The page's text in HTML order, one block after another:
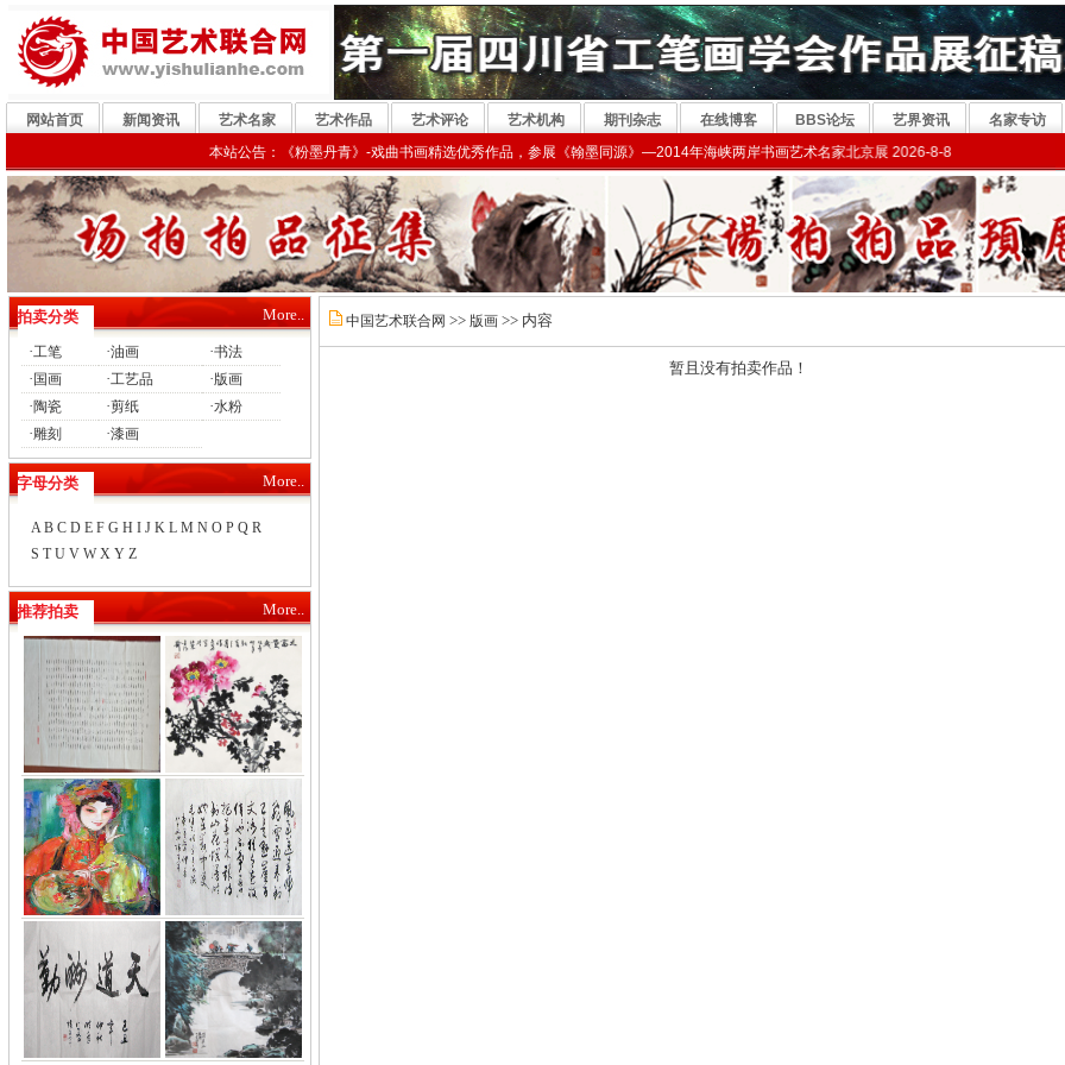
网站首页 新闻资讯 艺术名家 艺术作品 艺术评论 艺术机构 期刊杂志 在线博客 BBS论坛 艺界资讯
名家专访
本站公告：《粉墨丹青》-戏曲书画精选优秀作品，参展《翰墨同源》—2014年海峡两岸书画艺术名家北京展 2026-8-8
拍卖分类 More..
·工笔 ·油画 ·书法
· 国画 ·工艺品 ·版画
·陶瓷 ·剪纸 ·水粉
·雕刻 ·漆画
字母分类 More..
A B C D E F G H I J K L M N O P Q R
S T U V W X Y Z
推荐拍卖 More..
中国艺术联合网 >> 版画>> 内容
暂且没有拍卖作品！